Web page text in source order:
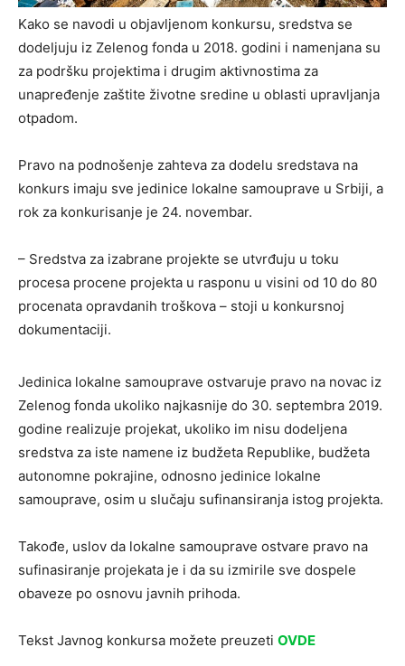
Kako se navodi u objavljenom konkursu, sredstva se
dodeljuju iz Zelenog fonda u 2018. godini i namenjana su
za podršku projektima i drugim aktivnostima za
unapređenje zaštite životne sredine u oblasti upravljanja
otpadom.
Pravo na podnošenje zahteva za dodelu sredstava na
konkurs imaju sve jedinice lokalne samouprave u Srbiji, a
rok za konkurisanje je 24. novembar.
– Sredstva za izabrane projekte se utvrđuju u toku
procesa procene projekta u rasponu u visini od 10 do 80
procenata opravdanih troškova – stoji u konkursnoj
dokumentaciji.
Jedinica lokalne samouprave ostvaruje pravo na novac iz
Zelenog fonda ukoliko najkasnije do 30. septembra 2019.
godine realizuje projekat, ukoliko im nisu dodeljena
sredstva za iste namene iz budžeta Republike, budžeta
autonomne pokrajine, odnosno jedinice lokalne
samouprave, osim u slučaju sufinansiranja istog projekta.
Takođe, uslov da lokalne samouprave ostvare pravo na
sufinasiranje projekata je i da su izmirile sve dospele
obaveze po osnovu javnih prihoda.
Tekst Javnog konkursa možete preuzeti OVDE